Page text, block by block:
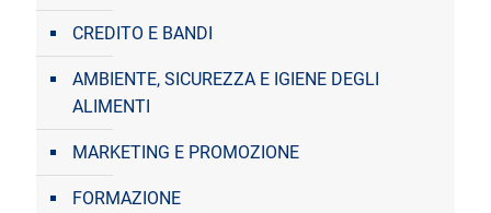
CREDITO E BANDI
AMBIENTE, SICUREZZA E IGIENE DEGLI
ALIMENTI
MARKETING E PROMOZIONE
FORMAZIONE